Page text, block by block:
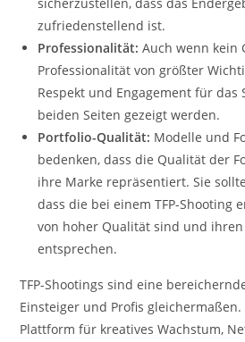
zufriedenstellend ist.
Professionalität: Auch wenn kein
Professionalität von größter
Respekt und Engagement für das
beiden Seiten gezeigt werden.
Portfolio-Qualität: Modelle und
bedenken, dass die Qualität der
ihre Marke repräsentiert. Sie
dass die bei einem TFP-Shooting
von hoher Qualität sind und
entsprechen.
TFP-Shootings sind eine
Einsteiger und Profis
Plattform für kreatives Wachstum,